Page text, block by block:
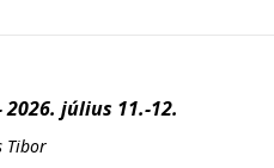
július 11.-12.
Tibor